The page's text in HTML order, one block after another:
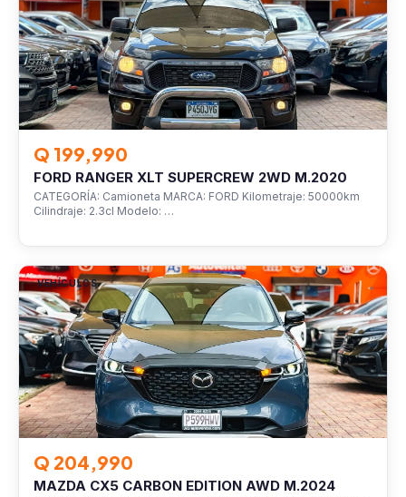
Q 199,990
FORD RANGER XLT SUPERCREW 2WD M.2020
CATEGORÍA: Camioneta MARCA: FORD Kilometraje: 50000km
Cilindraje: 2.3cl Modelo: …
VEHÍCULOS
Q 204,990
MAZDA CX5 CARBON EDITION AWD M.2024